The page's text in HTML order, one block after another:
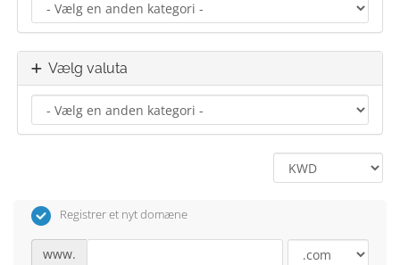
Vælg valuta
Registrer et nyt domæne
www.